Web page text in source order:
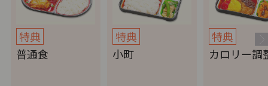
特典
普通食
特典
小町
特典
カロリー調